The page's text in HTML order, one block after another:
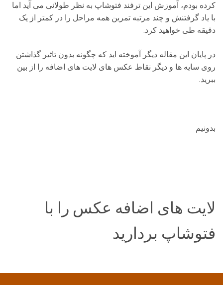
کرده بودم، آموزش این ترفند فتوشاپ به نظر طولانی می آید اما
با یاد گرفتنش و چند مرتبه تمرین همه مراحل را در کمتر از یک
دقیقه طی خواهید کرد.
در پایان این مقاله دیگر آموخته اید که چگونه بدون تاثیر گذاشتن
روی سایه ها و دیگر نقاط عکس های لایت های اضافه را از بین
ببرید.
بدونیم
لایت های اضافه عکس را با
فتوشاپ بردارید